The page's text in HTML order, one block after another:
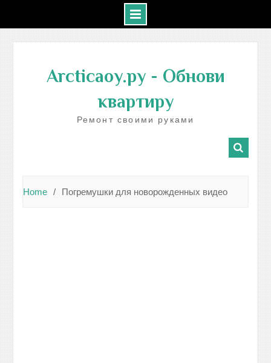
contentArcticaoy.ру- Обнови
квартиру
Ремонт своими руками
Home Погремушки для новорожденных видео